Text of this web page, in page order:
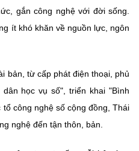
gắn công nghệ với đời sống.
ít khó khăn về nguồn lực, ngôn
bản, từ cấp phát điện thoại, phủ
học vụ số", triển khai "Bình
công nghệ số cộng đồng, Thái
nghệ đến tận thôn, bản.